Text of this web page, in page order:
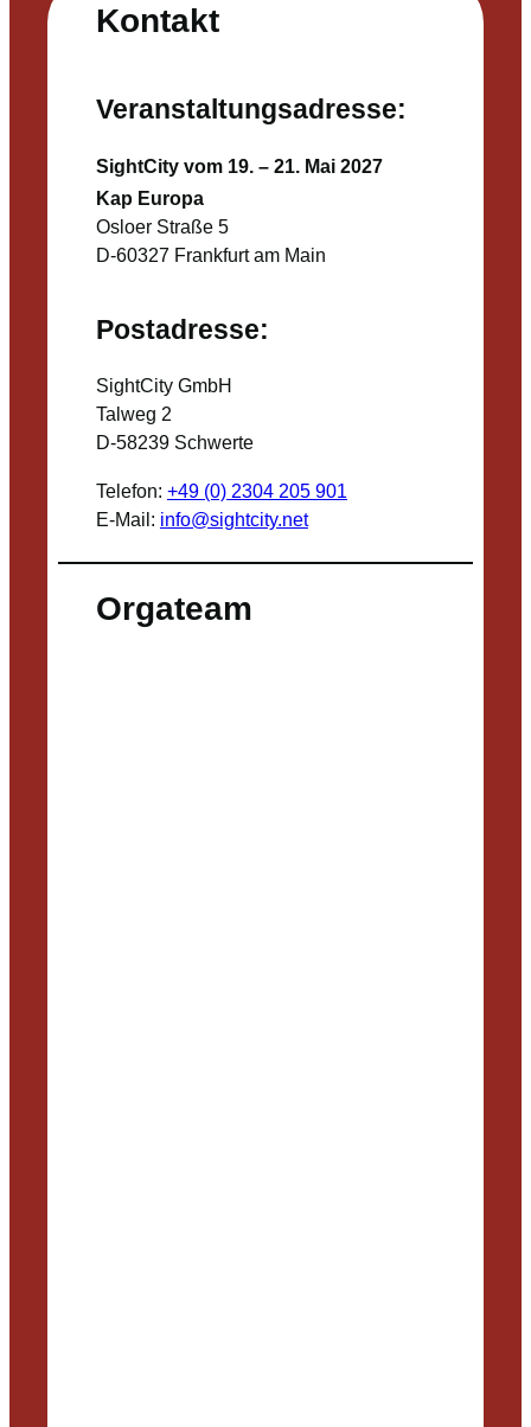
Kontakt
Veranstaltungsadresse:
SightCity vom 19. – 21. Mai 2027
Kap Europa
Osloer Straße 5
D-60327 Frankfurt am Main
Postadresse:
SightCity GmbH
Talweg 2
D-58239 Schwerte
Telefon: +49 (0) 2304 205 901
E-Mail: info@sightcity.net
Orgateam